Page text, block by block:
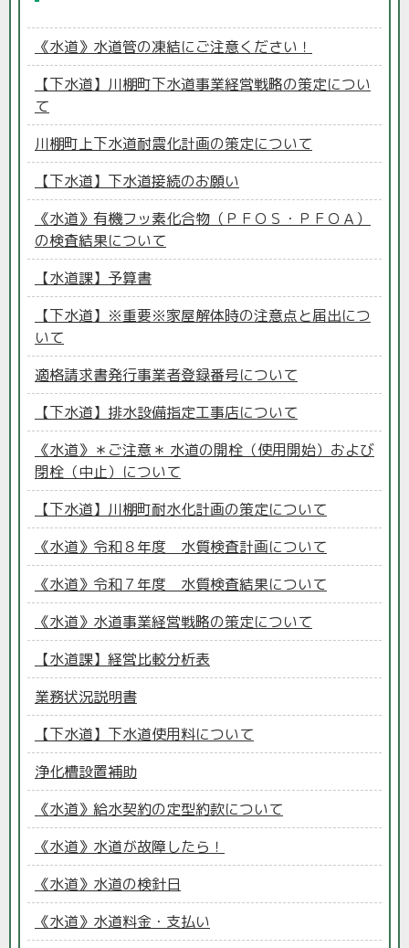
《水道》水道管の凍結にご注意ください！
【下水道】川棚町下水道事業経営戦略の策定につい
て
川棚町上下水道耐震化計画の策定について
【下水道】下水道接続のお願い
《水道》有機フッ素化合物（ＰＦＯＳ・ＰＦＯＡ）
の検査結果について
【水道課】予算書
【下水道】※重要※家屋解体時の注意点と届出につ
いて
適格請求書発行事業者登録番号について
【下水道】排水設備指定工事店について
《水道》＊ご注意＊ 水道の開栓（使用開始）および
閉栓（中止）について
【下水道】川棚町耐水化計画の策定について
《水道》令和８年度 水質検査計画について
《水道》令和７年度 水質検査結果について
《水道》水道事業経営戦略の策定について
【水道課】経営比較分析表
業務状況説明書
【下水道】下水道使用料について
浄化槽設置補助
《水道》給水契約の定型約款について
《水道》水道が故障したら！
《水道》水道の検針日
《水道》水道料金・支払い